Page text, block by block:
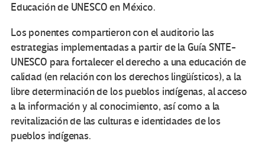
Educación de UNESCO en México.
Los ponentes compartieron con el auditorio las
estrategias implementadas a partir de la Guía SNTE-
UNESCO para fortalecer el derecho a una educación de
calidad (en relación con los derechos lingüísticos), a la
libre determinación de los pueblos indígenas, al acceso
a la información y al conocimiento, así como a la
revitalización de las culturas e identidades de los
pueblos indígenas.